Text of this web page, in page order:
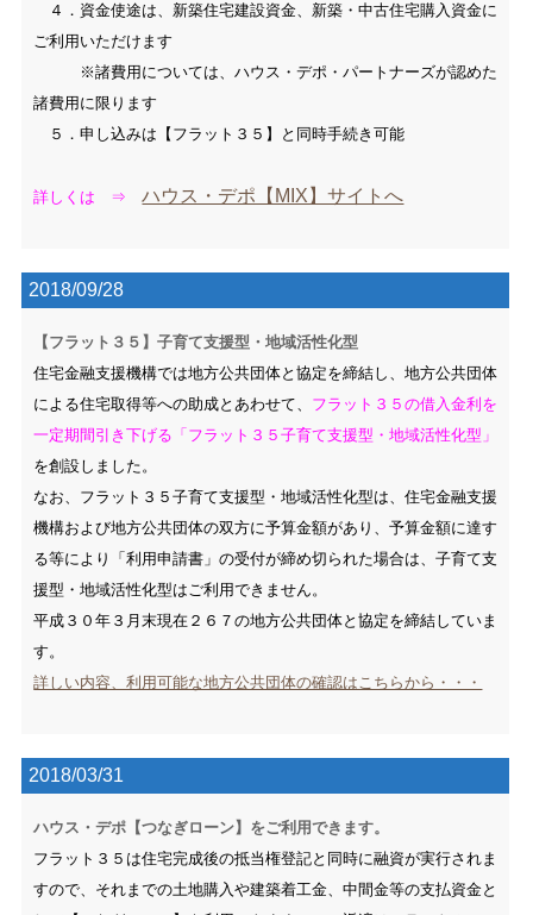
４．資金使途は、新築住宅建設資金、新築・中古住宅購入資金に
ご利用いただけます
※諸費用については、ハウス・デポ・パートナーズが認めた
諸費用に限ります
５．申し込みは【フラット３５】と同時手続き可能
詳しくは ⇒ハウス・デポ【MIX】サイトへ
2018/09/28
【フラット３５】子育て支援型・地域活性化型
住宅金融支援機構では地方公共団体と協定を締結し、地方公共団体
による住宅取得等への助成とあわせて、 フラット３５の借入金利を
一定期間引き下げる「フラット３５子育て支援型・地域活性化型」
を創設しました。
なお、フラット３５子育て支援型・地域活性化型は、住宅金融支援
機構および地方公共団体の双方に予算金額があり、予算金額に達す
る等により「利用申請書」の受付が締め切られた場合は、子育て支
援型・地域活性化型はご利用できません。
平成３０年３月末現在２６７の地方公共団体と協定を締結していま
す。
詳しい内容、利用可能な地方公共団体の確認はこちらから・・・
2018/03/31
ハウス・デポ【つなぎローン】をご利用できます。
フラット３５は住宅完成後の抵当権登記と同時に融資が実行されま
すので、それまでの土地購入や建築着工金、中間金等の支払資金と